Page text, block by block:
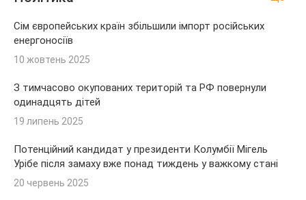
Сім європейських країн збільшили імпорт російських
енергоносіїв
10 жовтень 2025
З тимчасово окупованих територій та РФ повернули
одинадцять дітей
19 липень 2025
Потенційний кандидат у президенти Колумбії Мігель
Урібе після замаху вже понад тиждень у важкому стані
20 червень 2025